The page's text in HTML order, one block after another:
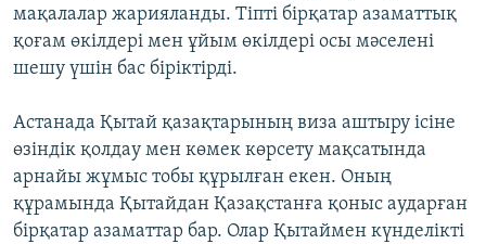
мақалалар жарияланды. Тіпті бірқатар азаматтық
қоғам өкілдері мен ұйым өкілдері осы мәселені
шешу үшін бас біріктірді.
Астанада Қытай қазақтарының виза аштыру ісіне
өзіндік қолдау мен көмек көрсету мақсатында
арнайы жұмыс тобы құрылған екен. Оның
құрамында Қытайдан Қазақстанға қоныс аударған
бірқатар азаматтар бар. Олар Қытаймен күнделікті